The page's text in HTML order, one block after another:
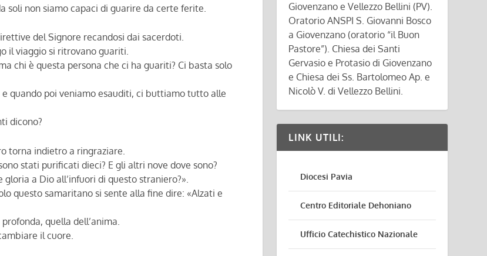
soli non siamo capaci di guarire da certe ferite.
del Signore recandosi dai sacerdoti.
il viaggio si ritrovano guariti.
chi è questa persona che ci ha guariti? Ci basta solo
quando poi veniamo esauditi, ci buttiamo tutto alle
dicono?
torna indietro a ringraziare.
stati purificati dieci? E gli altri nove dove sono?
a Dio all’infuori di questo straniero?».
questo samaritano si sente alla fine dire: «Alzati e
quella dell’anima.
il cuore.
Giovenzano e Vellezzo Bellini (PV).
Oratorio ANSPI S. Giovanni Bosco
a Giovenzano (oratorio “il Buon
Pastore”). Chiesa dei Santi
Gervasio e Protasio di Giovenzano
e Chiesa dei Ss. Bartolomeo Ap. e
Nicolò V. di Vellezzo Bellini.
LINK UTILI:
Diocesi Pavia
Centro Editoriale Dehoniano
Ufficio Catechistico Nazionale